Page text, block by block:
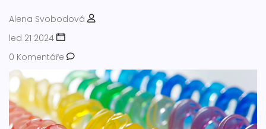
Alena Svobodová
led 21 2024
0 Komentáře